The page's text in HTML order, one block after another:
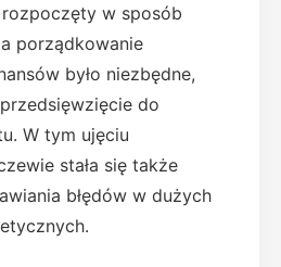
w sposób
porządkowanie
było niezbędne,
do
W tym ujęciu
stała się także
błędów w dużych